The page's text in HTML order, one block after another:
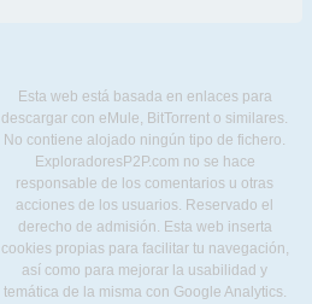
Esta web está basada en enlaces para
descargar con eMule, BitTorrent o similares.
No contiene alojado ningún tipo de fichero.
ExploradoresP2P.com no se hace
responsable de los comentarios u otras
acciones de los usuarios. Reservado el
derecho de admisión. Esta web inserta
cookies propias para facilitar tu navegación,
así como para mejorar la usabilidad y
temática de la misma con Google Analytics.